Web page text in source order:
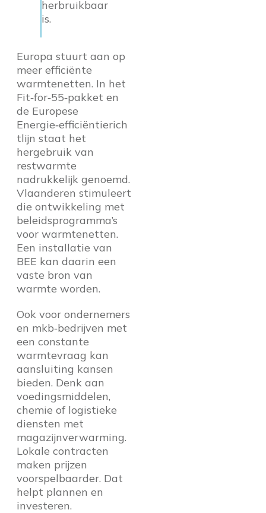
herbruikbaar
is.
Europa stuurt aan op
meer efficiënte
warmtenetten. In het
Fit‑for‑55‑pakket en
de Europese
Energie‑efficiëntierich
tlijn staat het
hergebruik van
restwarmte
nadrukkelijk genoemd.
Vlaanderen stimuleert
die ontwikkeling met
beleidsprogramma’s
voor warmtenetten.
Een installatie van
BEE kan daarin een
vaste bron van
warmte worden.
Ook voor ondernemers
en mkb‑bedrijven met
een constante
warmtevraag kan
aansluiting kansen
bieden. Denk aan
voedingsmiddelen,
chemie of logistieke
diensten met
magazijnverwarming.
Lokale contracten
maken prijzen
voorspelbaarder. Dat
helpt plannen en
investeren.